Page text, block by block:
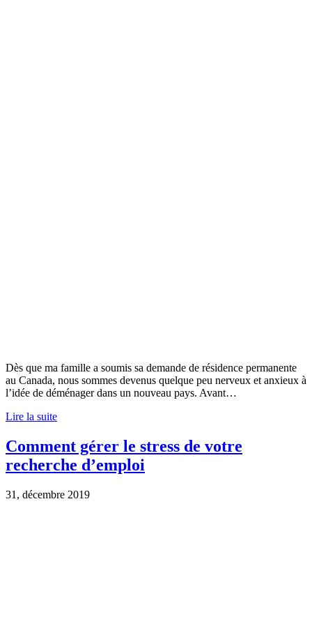
Dès que ma famille a soumis sa demande de résidence permanente
au Canada, nous sommes devenus quelque peu nerveux et anxieux à
l’idée de déménager dans un nouveau pays. Avant…
Lire la suite
Comment gérer le stress de votre
recherche d’emploi
31, décembre 2019